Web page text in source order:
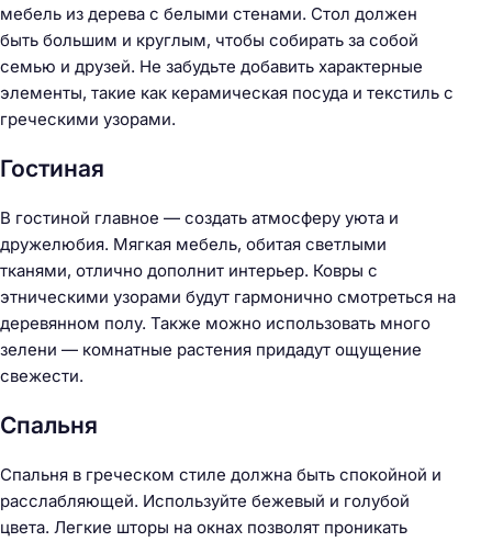
мебель из дерева с белыми стенами. Стол должен
быть большим и круглым, чтобы собирать за собой
семью и друзей. Не забудьте добавить характерные
элементы, такие как керамическая посуда и текстиль с
греческими узорами.
Гостиная
В гостиной главное — создать атмосферу уюта и
дружелюбия. Мягкая мебель, обитая светлыми
тканями, отлично дополнит интерьер. Ковры с
этническими узорами будут гармонично смотреться на
деревянном полу. Также можно использовать много
зелени — комнатные растения придадут ощущение
свежести.
Спальня
Спальня в греческом стиле должна быть спокойной и
расслабляющей. Используйте бежевый и голубой
цвета. Легкие шторы на окнах позволят проникать